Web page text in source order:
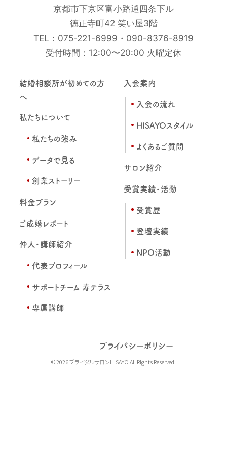
京都市下京区富小路通四条下ル
徳正寺町42 笑い屋3階
TEL： 075-221-6999 ・ 090-8376-8919
受付時間：12:00〜20:00 火曜定休
結婚相談所が初めての方
へ
私たちについて
私たちの強み
データで見る
創業ストーリー
料金プラン
ご成婚レポート
仲人・講師紹介
代表プロフィール
サポートチーム 寿テラス
専属講師
入会案内
入会の流れ
HISAYOスタイル
よくあるご質問
サロン紹介
受賞実績・活動
受賞歴
登壇実績
NPO活動
プライバシーポリシー
© 2026 ブライダルサロンHISAYO All Rights Reserved.